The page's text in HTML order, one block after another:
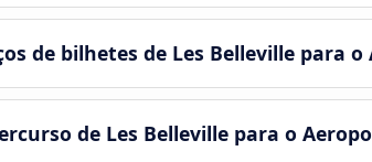
de bilhetes de Les Belleville para o
de Les Belleville para o